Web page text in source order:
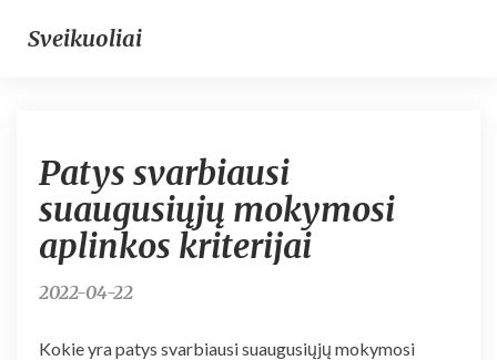
Sveikuoliai
svarbiausi
suaugusiųjų
mokymosi
aplinkos
kriterijai
Patys svarbiausi
suaugusiųjų mokymosi
aplinkos kriterijai
2022-04-22
Kokie yra patys svarbiausi suaugusiųjų mokymosi